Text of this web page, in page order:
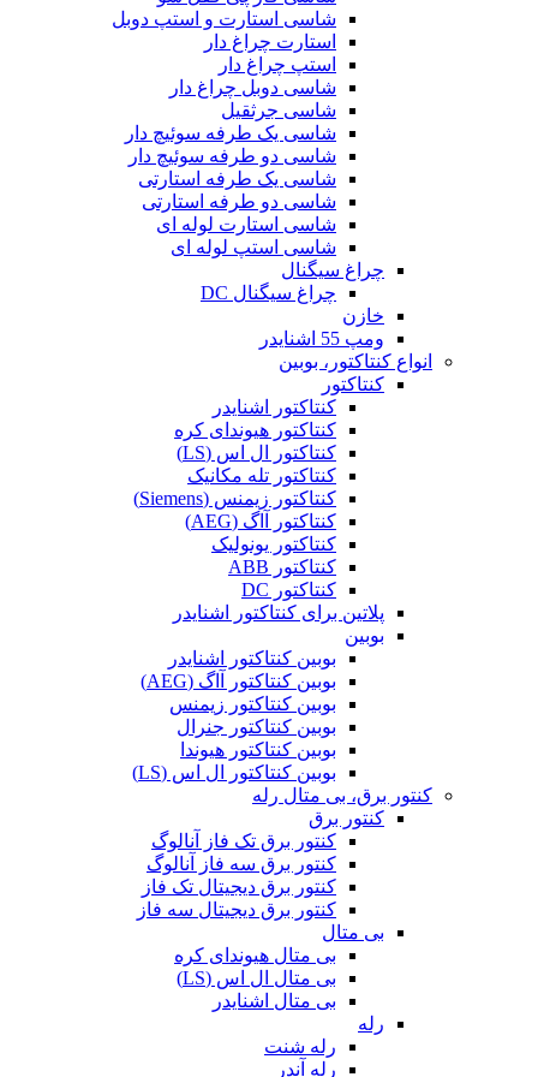
شاسی استارت و استپ دوبل
استارت چراغ دار
استپ چراغ دار
شاسی دوبل چراغ دار
شاسی جرثقیل
شاسی یک طرفه سوئیچ دار
شاسی دو طرفه سوئیچ دار
شاسی یک طرفه استارتی
شاسی دو طرفه استارتی
شاسی استارت لوله ای
شاسی استپ لوله ای
چراغ سیگنال
چراغ سیگنال DC
خازن
ومپ 55 اشنایدر
انواع کنتاکتور، بوبین
کنتاکتور
کنتاکتور اشنایدر
کنتاکتور هیوندای کره
کنتاکتور ال اس (LS)
کنتاکتور تله مکانیک
کنتاکتور زیمنس (Siemens)
کنتاکتور آاگ (AEG)
کنتاکتور یونولیک
کنتاکتور ABB
کنتاکتور DC
پلاتین برای کنتاکتور اشنایدر
بوبین
بوبین کنتاکتور اشنایدر
بوبین کنتاکتور آاگ (AEG)
بوبین کنتاکتور زیمنس
بوبین کنتاکتور جنرال
بوبین کنتاکتور هیوندا
بوبین کنتاکتور ال اس (LS)
کنتور برق، بی متال رله
کنتور برق
کنتور برق تک فاز آنالوگ
کنتور برق سه فاز آنالوگ
کنتور برق دیجیتال تک فاز
کنتور برق دیجیتال سه فاز
بی متال
بی متال هیوندای کره
بی متال ال اس (LS)
بی متال اشنایدر
رله
رله شنت
رله آندر